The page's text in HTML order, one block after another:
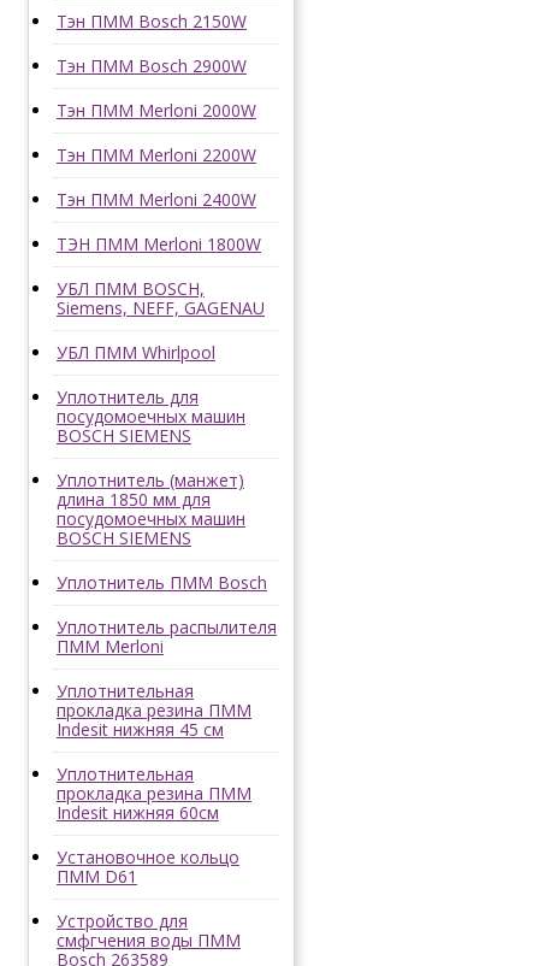
Тэн ПММ Bosch 2150W
Тэн ПММ Bosch 2900W
Тэн ПММ Merloni 2000W
Тэн ПММ Merloni 2200W
Тэн ПММ Merloni 2400W
ТЭН ПММ Merloni 1800W
УБЛ ПММ BOSCH,
Siemens, NEFF, GAGENAU
УБЛ ПММ Whirlpool
Уплотнитель для
посудомоечных машин
BOSCH SIEMENS
Уплотнитель (манжет)
длина 1850 мм для
посудомоечных машин
BOSCH SIEMENS
Уплотнитель ПММ Bosch
Уплотнитель распылителя
ПММ Merloni
Уплотнительная
прокладка резина ПММ
Indesit нижняя 45 см
Уплотнительная
прокладка резина ПММ
Indesit нижняя 60см
Установочное кольцо
ПММ D61
Устройство для
смфгчения воды ПММ
Bosch 263589